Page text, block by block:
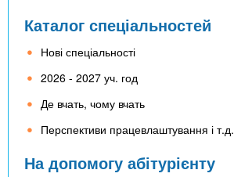
Каталог спеціальностей
Нові спеціальності
2026 - 2027 уч. год
Де вчать, чому вчать
Перспективи працевлаштування і т.д.
На допомогу абітурієнту